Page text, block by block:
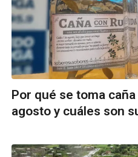
Por qué se toma
agosto y cuáles son